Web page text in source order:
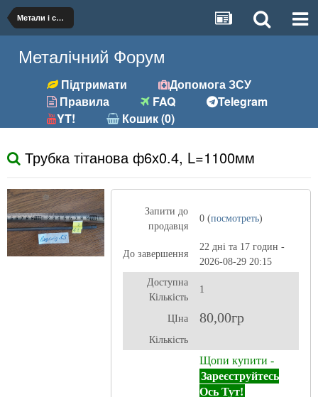
Метали і сплави
Металічний Форум
Підтримати
Допомога ЗСУ
Правила
FAQ
Telegram
YT!
Кошик (0)
Трубка тітанова ф6х0.4, L=1100мм
Запити до
продавця
0 (посмотреть)
До завершення
22 дні та 17 годин -
2026-08-29 20:15
Доступна
Кількість
1
ЦІна 80,00гр
Кількість
Щопи купити -
Зареєструйтесь
Ось Тут!